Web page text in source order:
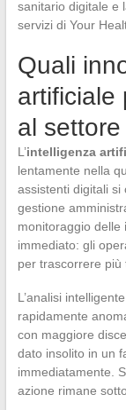
sanitario digitale e
servizi di Your
Quali
artificiale
al
L’intelligenza
lentamente nella
assistenti digitali si
gestione
monitoraggio delle
immediato: gli
per trascorrere più
L’analisi
rapidamente
con maggiore
dato insolito in un
immediatamente.
azione rimane